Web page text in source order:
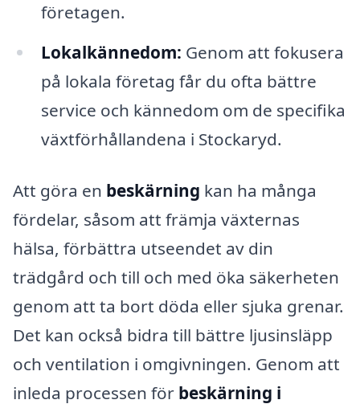
företagen.
Lokalkännedom: Genom att fokusera
på lokala företag får du ofta bättre
service och kännedom om de specifika
växtförhållandena i Stockaryd.
Att göra en beskärning kan ha många
fördelar, såsom att främja växternas
hälsa, förbättra utseendet av din
trädgård och till och med öka säkerheten
genom att ta bort döda eller sjuka grenar.
Det kan också bidra till bättre ljusinsläpp
och ventilation i omgivningen. Genom att
inleda processen för beskärning i